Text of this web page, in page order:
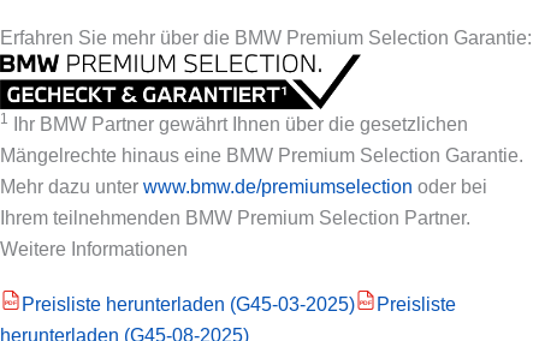
Erfahren Sie mehr über die BMW Premium Selection Garantie:
1
Ihr BMW Partner gewährt Ihnen über die gesetzlichen
Mängelrechte hinaus eine BMW Premium Selection Garantie.
Mehr dazu unter www.bmw.de/premiumselection oder bei
Ihrem teilnehmenden BMW Premium Selection Partner.
Weitere Informationen
PDF Preisliste herunterladen (G45-03-2025) PDF
Preisliste
herunterladen (G45-08-2025)